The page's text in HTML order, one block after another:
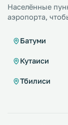
Населённые
аэропорта,
Батуми
Кутаиси
Тбилиси